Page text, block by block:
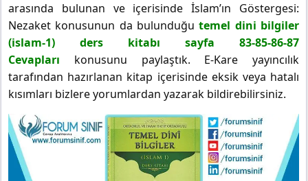
arasında bulunan ve içerisinde İslam’ın Göstergesi:
Nezaket konusunun da bulunduğutemel dini bilgiler
(islam-1) ders kitabı sayfa 83-85-86-87
Cevapları konusunu paylaştık. E-Kare yayıncılık
tarafından hazırlanan kitap içerisinde eksik veya hatalı
kısımları bizlere yorumlardan yazarak bildirebilirsiniz.